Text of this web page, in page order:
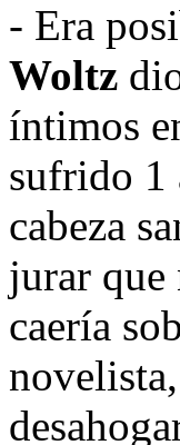
- Era
Woltz
íntimos
sufrido 1
cabeza
jurar que
caería